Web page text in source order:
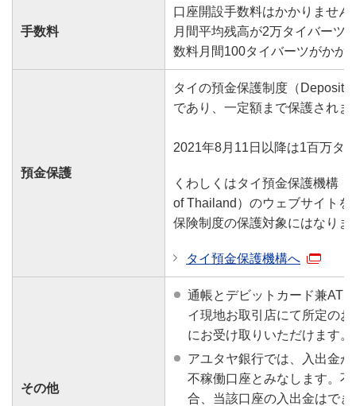
手数料
口座開設手数料はかかりません
月間平均残高が2万タイバーツ
数料月間100タイバーツがかか
預金保護
タイの預金保護制度（Deposit
であり、一定額まで保護されま
2021年8月11日以降は1百万タ
くわしくはタイ預金保護機構
of Thailand）のウェブサイト
保険制度の保護対象にはなりま
タイ預金保護機構へ
その他
通帳とデビットカード兼
イ現地お取引店にて所定の
にお受け取りいただけます。
アユタヤ銀行では、入出金
不稼働口座とみなします。
合、当該口座の入出金はで